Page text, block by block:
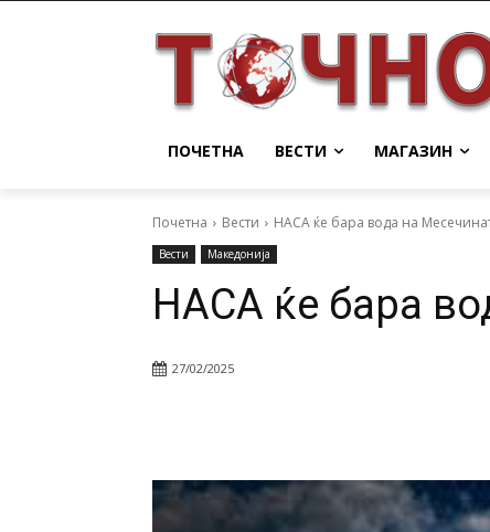
ПОЧЕТНА ВЕСТИ МАГАЗИН
Почетна Вести НАСА ќе бара вода на
Вести Македонија
НАСА ќе бара
27/02/2025